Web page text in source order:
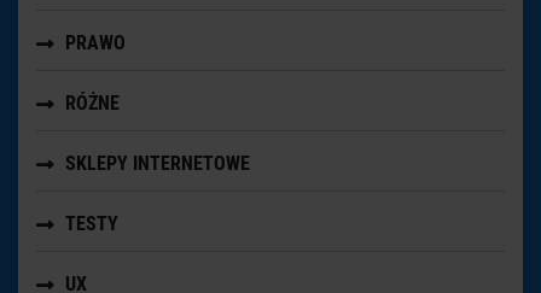
PRAWO
RÓŻNE
SKLEPY INTERNETOWE
TESTY
UX